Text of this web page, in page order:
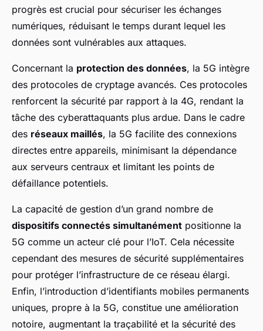
progrès est crucial pour sécuriser les échanges
numériques, réduisant le temps durant lequel les
données sont vulnérables aux attaques.
Concernant la protection des données, la 5G intègre
des protocoles de cryptage avancés. Ces protocoles
renforcent la sécurité par rapport à la 4G, rendant la
tâche des cyberattaquants plus ardue. Dans le cadre
des réseaux maillés, la 5G facilite des connexions
directes entre appareils, minimisant la dépendance
aux serveurs centraux et limitant les points de
défaillance potentiels.
La capacité de gestion d’un grand nombre de
dispositifs connectés simultanément positionne la
5G comme un acteur clé pour l’IoT. Cela nécessite
cependant des mesures de sécurité supplémentaires
pour protéger l’infrastructure de ce réseau élargi.
Enfin, l’introduction d’identifiants mobiles permanents
uniques, propre à la 5G, constitue une amélioration
notoire, augmentant la traçabilité et la sécurité des